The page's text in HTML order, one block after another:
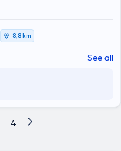
8,8 km
See all
4